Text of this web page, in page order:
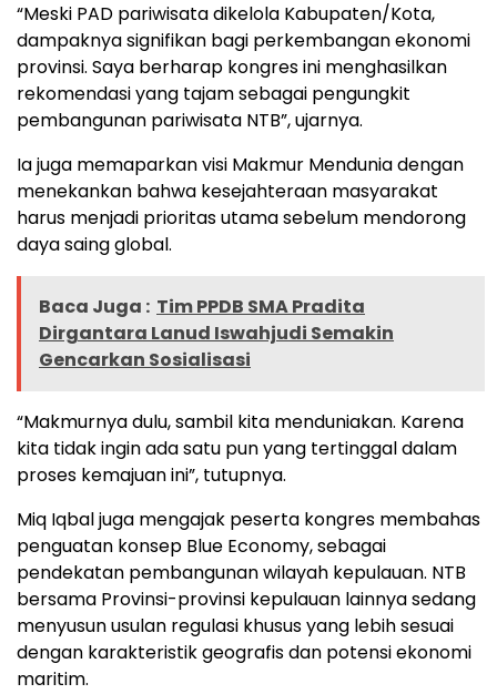
“Meski PAD pariwisata dikelola Kabupaten/Kota,
dampaknya signifikan bagi perkembangan ekonomi
provinsi. Saya berharap kongres ini menghasilkan
rekomendasi yang tajam sebagai pengungkit
pembangunan pariwisata NTB”, ujarnya.
Ia juga memaparkan visi Makmur Mendunia dengan
menekankan bahwa kesejahteraan masyarakat
harus menjadi prioritas utama sebelum mendorong
daya saing global.
Baca Juga : Tim PPDB SMA Pradita
Dirgantara Lanud Iswahjudi Semakin
Gencarkan Sosialisasi
“Makmurnya dulu, sambil kita menduniakan. Karena
kita tidak ingin ada satu pun yang tertinggal dalam
proses kemajuan ini”, tutupnya.
Miq Iqbal juga mengajak peserta kongres membahas
penguatan konsep Blue Economy, sebagai
pendekatan pembangunan wilayah kepulauan. NTB
bersama Provinsi-provinsi kepulauan lainnya sedang
menyusun usulan regulasi khusus yang lebih sesuai
dengan karakteristik geografis dan potensi ekonomi
maritim.